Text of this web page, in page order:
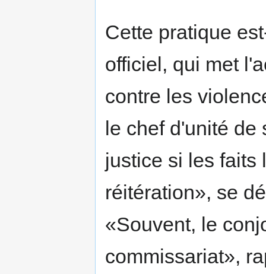
Cette pratique
officiel, qui met
contre les
le chef d'unité de
justice si les faits
réitération», se
«Souvent, le
commissariat»,